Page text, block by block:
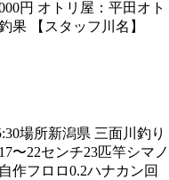
円 オトリ屋：平田オト
釣果 【スタッフ川名】
場所新潟県 三面川釣り
〜22センチ23匹竿シマノ
作フロロ0.2ハナカン回